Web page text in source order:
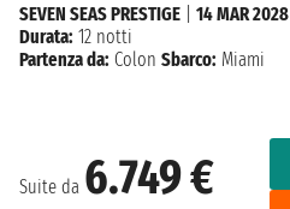
Suite da 6.749 €
SEVEN SEAS PRESTIGE
14 MAR 2028
Durata: 12 notti
Partenza da: Colon Sbarco: Miami